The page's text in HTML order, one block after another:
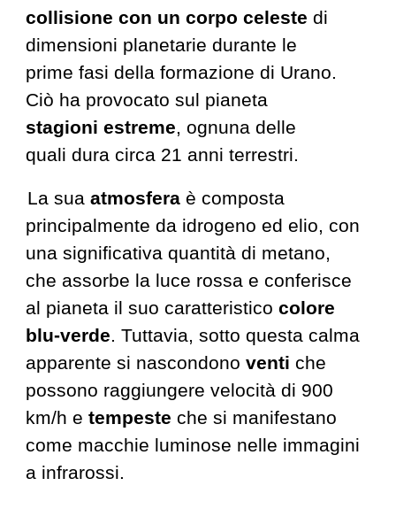
collisione con un corpo celeste di
dimensioni planetarie durante le
prime fasi della formazione di Urano.
Ciò ha provocato sul pianeta
stagioni estreme, ognuna delle
quali dura circa 21 anni terrestri.
La sua atmosfera è composta
principalmente da idrogeno ed elio, con
una significativa quantità di metano,
che assorbe la luce rossa e conferisce
al pianeta il suo caratteristicocolore
blu-verde. Tuttavia, sotto questa calma
apparente si nascondono ventiche
possono raggiungere velocità di 900
km/h etempesteche si manifestano
come macchie luminose nelle immagini
a infrarossi.